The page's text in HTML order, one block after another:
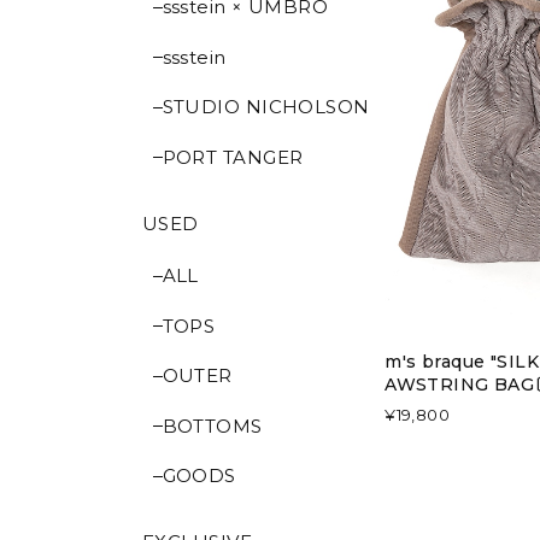
ssstein × UMBRO
ssstein
STUDIO NICHOLSON
PORT TANGER
USED
ALL
TOPS
OUTER
BOTTOMS
GOODS
m's braque
AWSTRING BAG
¥19,800